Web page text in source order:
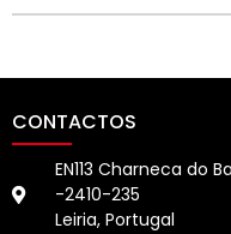
CONTACTOS
EN113 Charneca do
-2410-235
Leiria, Portugal